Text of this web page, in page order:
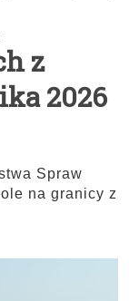
z
2026
Spraw
na granicy z